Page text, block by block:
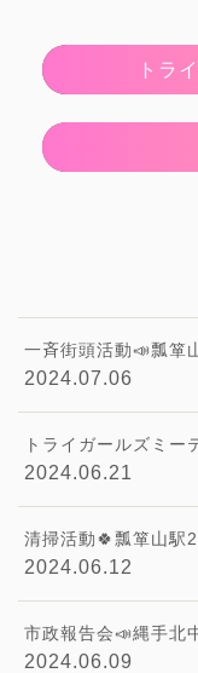
トラ
一斉街頭活動📣瓢箪
2024.07.06
トライガールズミー
2024.06.21
清掃活動🍀瓢箪山駅
2024.06.12
市政報告会📣縄手北
2024.06.09